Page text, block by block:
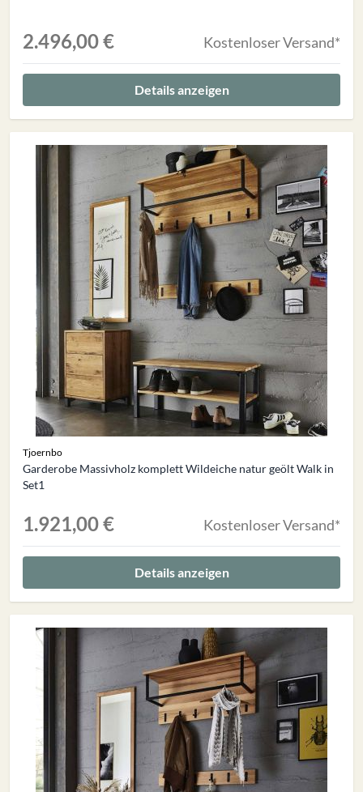
2.496,00 € Kostenloser Versand*
Details anzeigen
Tjoernbo
Garderobe Massivholz komplett Wildeiche natur geölt Walk in
Set1
1.921,00 € Kostenloser Versand*
Details anzeigen